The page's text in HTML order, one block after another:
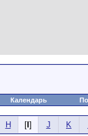
Календарь
H [ ] J K